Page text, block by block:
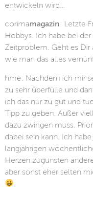
entwickeln wird…
corimamagazin: Letzte
Hobbys. Ich habe bei
Zeitproblem. Geht es Dir
wie man das alles
hme: Nachdem ich mir
zu sehr überfülle und
ich das nur zu gut und
Tipp zu geben. Außer
dazu zwingen muss,
dabei sein kann. Ich
langjährigen
Herzen zugunsten
aber sonst eher selten